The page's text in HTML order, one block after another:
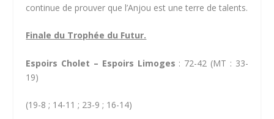
continue de prouver que l’Anjou est une terre de talents.
Finale du Trophée du Futur.
Espoirs Cholet – Espoirs Limoges : 72-42 (MT : 33-
19)
(19-8 ; 14-11 ; 23-9 ; 16-14)